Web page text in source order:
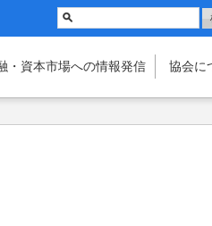
・資本市場への情報発信 協会に